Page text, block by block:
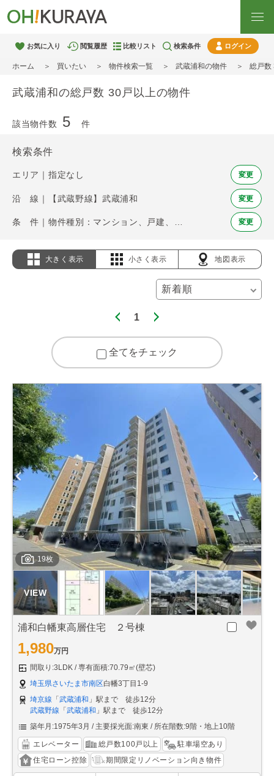
お気に入り 閲覧履歴 比較リスト 検索条件 ログイン
ホーム 買いたい 物件検索一覧 武蔵浦和の物件 総戸数
武蔵浦和の総戸数 30戸以上の物件
該当物件数 5 件
検索条件
エリア｜指定なし 変更
沿 線｜【武蔵野線】武蔵浦和 変更
変更
大きく表示 小さく表示 地図表示
1
全てをチェック
19枚
浦和白幡東高層住宅 ２号棟
1,980万円
間取り:3LDK
専有面積:70.79㎡(壁芯)
埼玉県さいたま市南区白幡3丁目1-9
埼京線 「 武蔵浦和 」駅まで 徒歩12分
武蔵野線 「 武蔵浦和 」駅まで 徒歩12分
築年月:1975年3月
主要採光面:南東 所在階数:9階・地上10階
エレベーター 総戸数100戸以上
駐車場空あり
住宅ローン控除
期間限定リノベーション向き物件